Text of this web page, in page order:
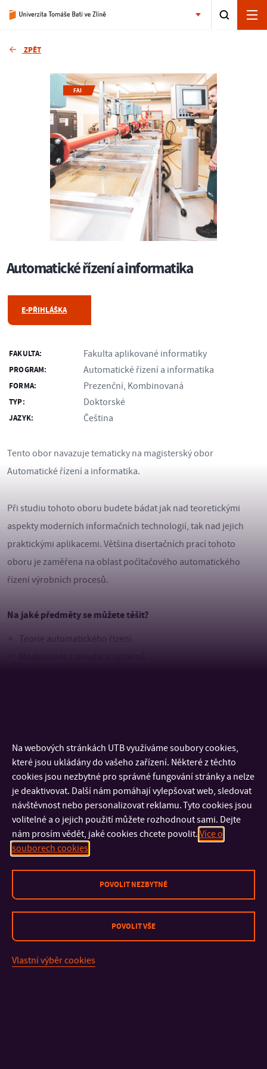
ZPĚT
FAI
Automatické řízení a informatika
E-PŘIHLÁŠKA
FAKULTA: Fakulta aplikované informatiky
PROGRAM: Automatické řízení a informatika
FORMA: Prezenční, Kombinovaná
TYP: Doktorské
JAZYK: Čeština
Tento obor navazuje tematicky na magisterský obor
Automatické řízení a informatika.
Při studiu tohoto oboru budete bádat jak nad teoretickými
aspekty moderních informačních technologií, tak nad jejich
praktickými aplikacemi. Většina disertačních prací tohoto
oboru je zaměřena na oblast počítačového automatického
řízení výrobních procesů.
Na jaké předměty se můžete těšit?
Teorie automatického řízení
Kde najdete po studiu uplatnění?
Absolvent tohoto studijního oboru bude odborníkem v oblasti
aplikace teoretických i praktických přístupů k automatickému
řízení s důrazem na využívání moderních informačních
technologií se schopností uplatnit se jak ve vědeckovýzkumné
práci v rámci VŠ, výzkumných ústavů či oddělení, tak v oblasti
odborného působení ve firmách.
KONTAKT
Na webových stránkách UTB využíváme soubory cookies,
které jsou ukládány do vašeho zařízení. Některé z těchto
cookies jsou nezbytné pro správné fungování stránky a nelze
je deaktivovat. Další nám pomáhají vylepšovat web, sledovat
návštěvnost nebo personalizovat reklamu. Tyto cookies jsou
volitelné a o jejich použití můžete rozhodnout sami. Dejte
nám prosím vědět, jaké cookies chcete povolit. Více o
souborech cookies
POVOLIT NEZBYTNÉ
POVOLIT VŠE
Vlastní výběr cookies